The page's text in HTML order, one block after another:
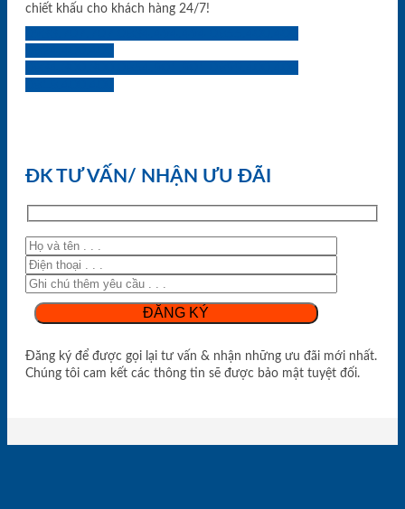
chiết khấu cho khách hàng 24/7!
ĐK TƯ VẤN/ NHẬN ƯU ĐÃI
Đăng ký để được gọi lại tư vấn & nhận những ưu đãi mới nhất.
Chúng tôi cam kết các thông tin sẽ được bảo mật tuyệt đối.